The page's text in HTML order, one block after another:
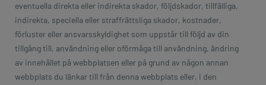
eventuella direkta eller indirekta skador, följdskador, tillfälliga,
indirekta, speciella eller straffrättsliga skador, kostnader,
förluster eller ansvarsskyldighet som uppstår till följd av din
tillgång till, användning eller oförmåga till användning, ändring
av innehållet på webbplatsen eller på grund av någon annan
webbplats du länkar till från denna webbplats eller, i den